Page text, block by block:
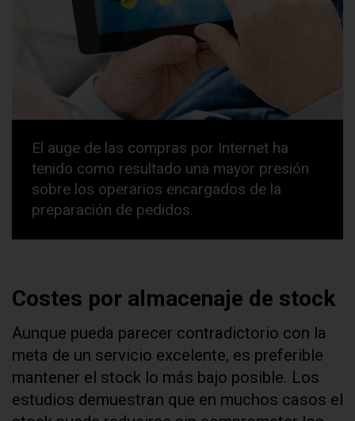
El auge de las compras por Internet ha
tenido como resultado una mayor presión
sobre los operarios encargados de la
preparación de pedidos.
Costes por almacenaje de stock
Aunque pueda parecer contradictorio con la
meta de un servicio excelente, es preferible
mantener el stock lo más bajo posible. Los
estudios demuestran que en muchos casos el